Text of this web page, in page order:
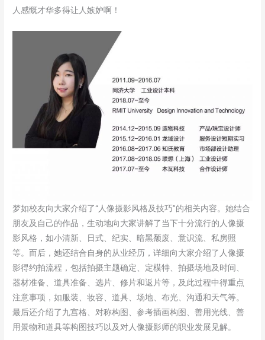
人感慨才华多得让人嫉妒啊！
梦如校友向大家介绍了“人像摄影风格及技巧”的相关内容。她结合
朋友及自己的作品，生动地向大家讲解了当下十分流行的人像摄
影风格，如小清新、日式、纪实、暗黑颓废、意识流、私房照
等。而后，她还结合自身的从业经历，详细向大家介绍了人像摄
影得约拍流程，包括拍摄主题确定、定模特、拍摄场地及时间、
器材准备、道具准备、选片、修片和返片等，及此过程中得重点
注意事项，如服装、妆容、道具、场地、布光、沟通和天气等。
最后还介绍了九宫格、对称构图、参考插画构图、善用光线、善
用景物和道具等构图技巧以及对人像摄影师的职业发展见解。